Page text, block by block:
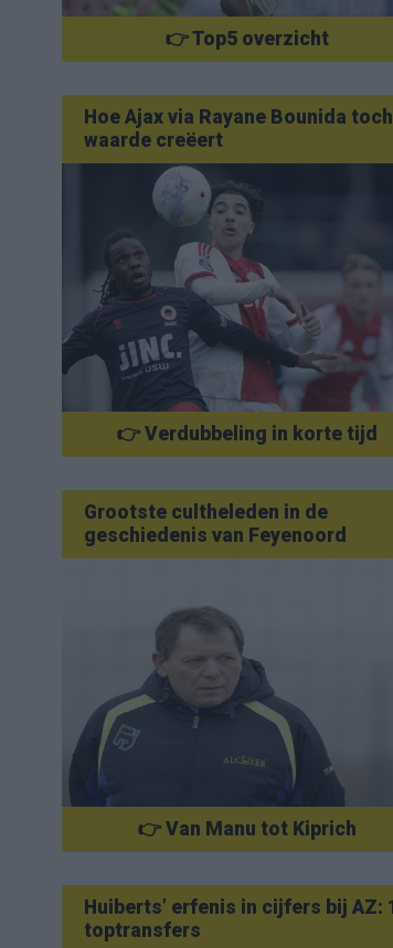
👉 Top5 overzicht
Hoe Ajax via Rayane Bounida toch
waarde creëert
👉 Verdubbeling in korte tijd
Grootste cultheleden in de
geschiedenis van Feyenoord
👉 Van Manu tot Kiprich
Huiberts’ erfenis in cijfers bij AZ:
toptransfers